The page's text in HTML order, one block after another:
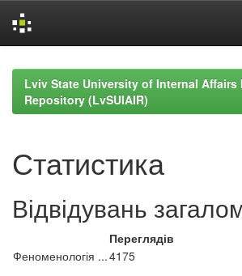
navigationLviv State University of Internal
Repository (LvSUIAIR)
Статистика
Відвідувань
Переглядів
Феноменологія ...4175